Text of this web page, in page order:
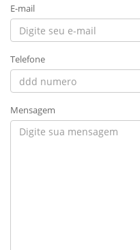
E-mail
Telefone
Mensagem